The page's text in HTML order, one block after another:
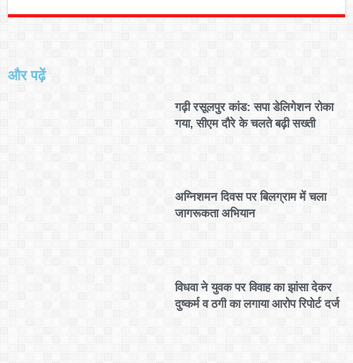
और पढ़ें
गढ़ी रसूलपुर कांड: सपा डेलिगेशन रोका
गया, सीएम दौरे के चलते बढ़ी सख्ती
अग्निशमन दिवस पर बिलग्राम में चला
जागरूकता अभियान
विधवा ने युवक पर विवाह का झांसा देकर
दुष्कर्म व ठगी का लगाया आरोप रिपोर्ट दर्ज